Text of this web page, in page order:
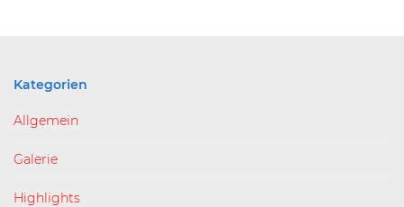
Kategorien
Allgemein
Galerie
Highlights